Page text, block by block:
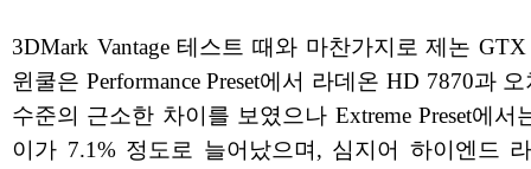
3DMark Vantage 테스트 때와 마찬가지로 제논
윈쿨은 Performance Preset에서 라데온 HD 7870과
수준의 근소한 차이를 보였으나 Extreme Preset에서
이가 7.1% 정도로 늘어났으며, 심지어 하이엔드